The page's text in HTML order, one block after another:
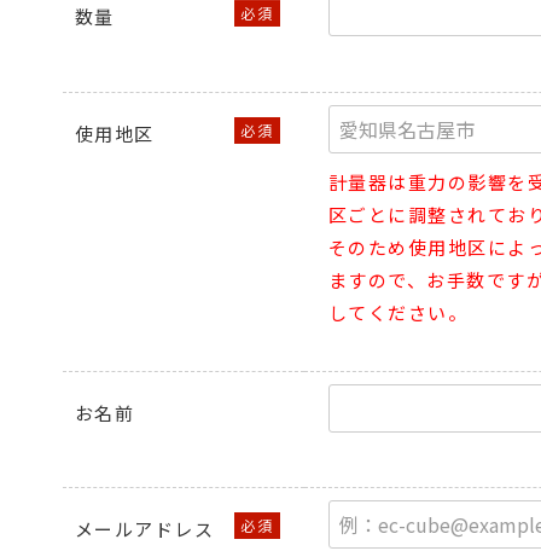
数量
使用地区
計量器は重力の影響を
区ごとに調整されてお
そのため使用地区によ
ますので、お手数です
してください。
お名前
メールアドレス